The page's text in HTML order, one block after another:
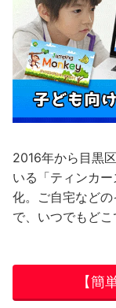
2016年から目黒
いる「ティンカ
化。ご自宅など
で、いつでもどこ
【簡